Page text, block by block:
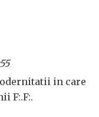
in care
F:.F:.